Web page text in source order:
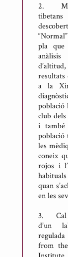
2.
pla que
resultats
a la
població
club
i també
població
les
coneix
rojos i
quan
en les
3. Cal
d’un
from